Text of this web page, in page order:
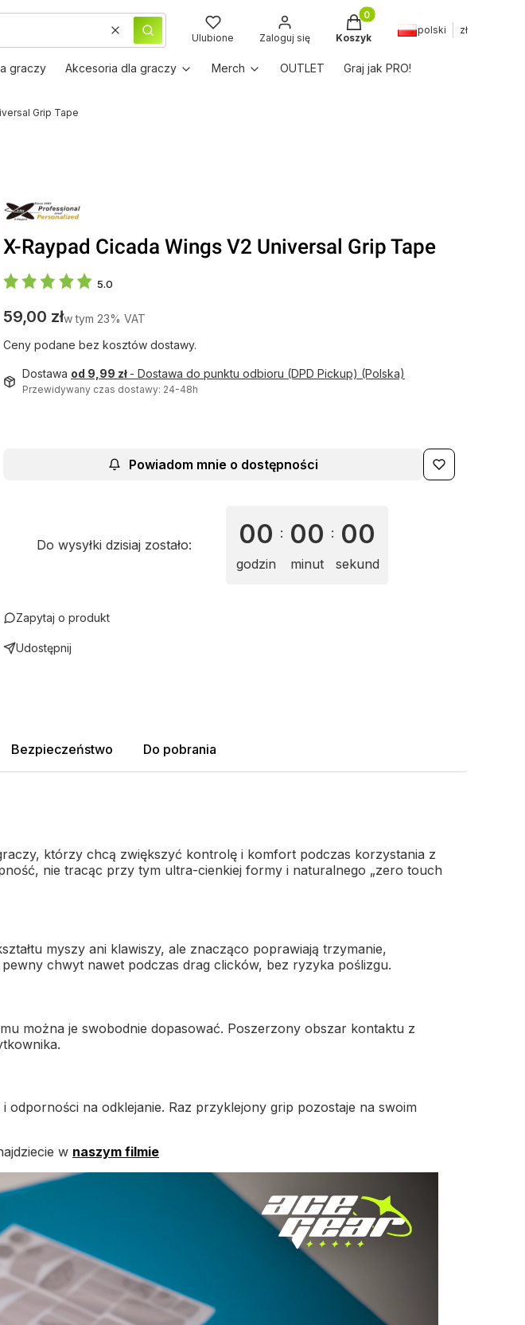
WyczyśćSzukaj Ulubione Zaloguj się
Produkty w koszyku: 0.
Koszyk
polski zł
graczy Akcesoria dla graczy Merch OUTLET Graj jak PRO!
Grip Tape
X-Raypad Cicada Wings V2 Universal Grip Tape
5.0
Cena
59,00 złw tym 23% VAT
w tym 23% VAT
Ceny podane bez kosztów dostawy.
Dostawa od 9,99 zł - Dostawa do punktu odbioru (DPD Pickup) (Polska)
Przewidywany czas dostawy: 24-48h
Powiadom mnie o dostępności
Do wysyłki dzisiaj zostało: 00
godzin
: 00
minut
: 00
sekund
Zapytaj o produkt
Udostępnij
Bezpieczeństwo Do pobrania
którzy chcą zwiększyć kontrolę i komfort podczas korzystania z
nie tracąc przy tym ultra-cienkiej formy i naturalnego „zero touch
myszy ani klawiszy, ale znacząco poprawiają trzymanie,
pewny chwyt nawet podczas drag clicków, bez ryzyka poślizgu.
można je swobodnie dopasować. Poszerzony obszar kontaktu z
i odporności na odklejanie. Raz przyklejony grip pozostaje na swoim
w naszym filmie